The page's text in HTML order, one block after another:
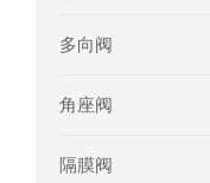
多向阀
角座阀
隔膜阀